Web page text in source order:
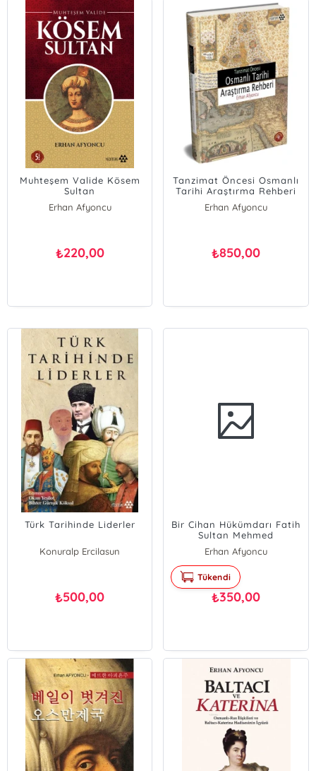
Muhteşem Valide Kösem
Sultan
Erhan Afyoncu
₺220,00
Tanzimat Öncesi Osmanlı
Tarihi Araştırma Rehberi
Erhan Afyoncu
₺850,00
Türk Tarihinde Liderler
Konuralp Ercilasun
İlyas Kemaloğlu
Erkan Göksu
Hayrunnisa Alan
Cezmi Eraslan
Okan Yeşilot
Necati Avcı
Ahmet Taşağıl
Erhan Afyoncu
Osman Sezgin
Tufan Gündüz
₺500,00
Bir Cihan Hükümdarı Fatih
Sultan Mehmed
Erhan Afyoncu
Tükendi
₺350,00